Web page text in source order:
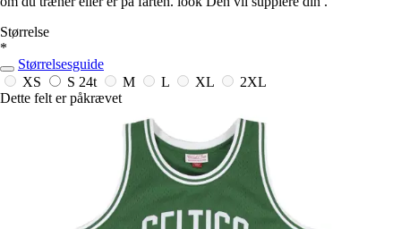
Størrelse
*
Størrelsesguide
XS
S 24t M L XL
2XL
Dette felt er påkrævet